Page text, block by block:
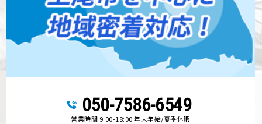
050-7586-6549
営業時間 9:00-18:00 年末年始/夏季休暇